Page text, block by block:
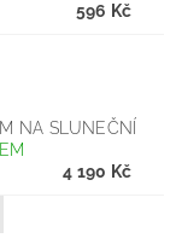
596 Kč
NA SLUNEČNÍ
4 190 Kč